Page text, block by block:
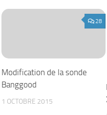
28
Modification de la sonde
Banggood
1 OCTOBRE 2015